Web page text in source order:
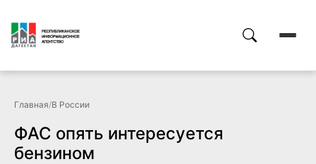
Главная/В России
ФАС опять интересуется
бензином